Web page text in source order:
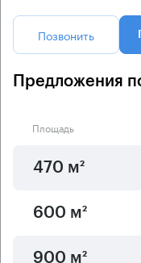
Позвонить
Предложения
Площадь
470 м²
600 м²
900 м²